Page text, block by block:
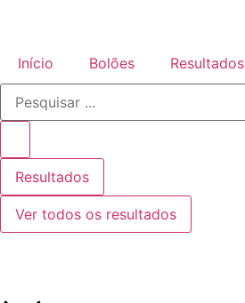
Início Bolões Resultados
Resultados
Ver todos os resultados